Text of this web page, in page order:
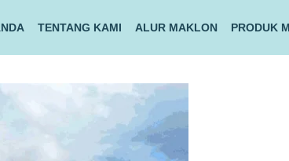
TENTANG KAMI ALUR MAKLON PRODUK